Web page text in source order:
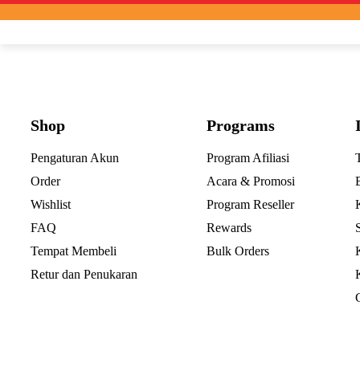
Shop
Pengaturan Akun
Order
Wishlist
FAQ
Tempat Membeli
Retur dan Penukaran
Programs
Program Afiliasi
Acara & Promosi
Program Reseller
Rewards
Bulk Orders